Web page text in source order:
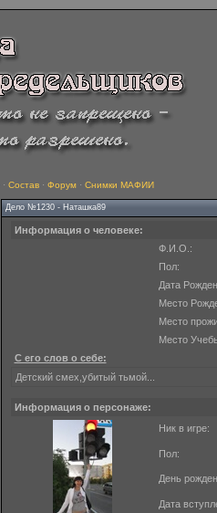
· Состав · Форум · Снимки МАФИИ
Дело №1230 - Наташка89
Информация о человеке:
Ф.И.О.:
Пол:
Дата
Место
Место
Место
С его слов о себе:
Детский смех,убитый тьмой...
Информация о персонаже:
Ник в игре:
Пол:
День
Дата